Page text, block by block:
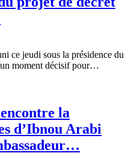
ce jeudi sous la présidence du
moment décisif pour…
la
d’Ibnou Arabi